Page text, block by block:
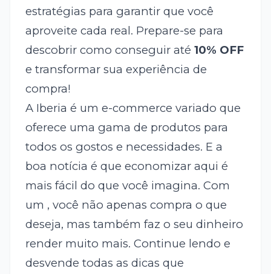
estratégias para garantir que você
aproveite cada real. Prepare-se para
descobrir como conseguir até 10% OFF
e transformar sua experiência de
compra!
A Iberia é um e-commerce variado que
oferece uma gama de produtos para
todos os gostos e necessidades. E a
boa notícia é que economizar aqui é
mais fácil do que você imagina. Com
um , você não apenas compra o que
deseja, mas também faz o seu dinheiro
render muito mais. Continue lendo e
desvende todas as dicas que